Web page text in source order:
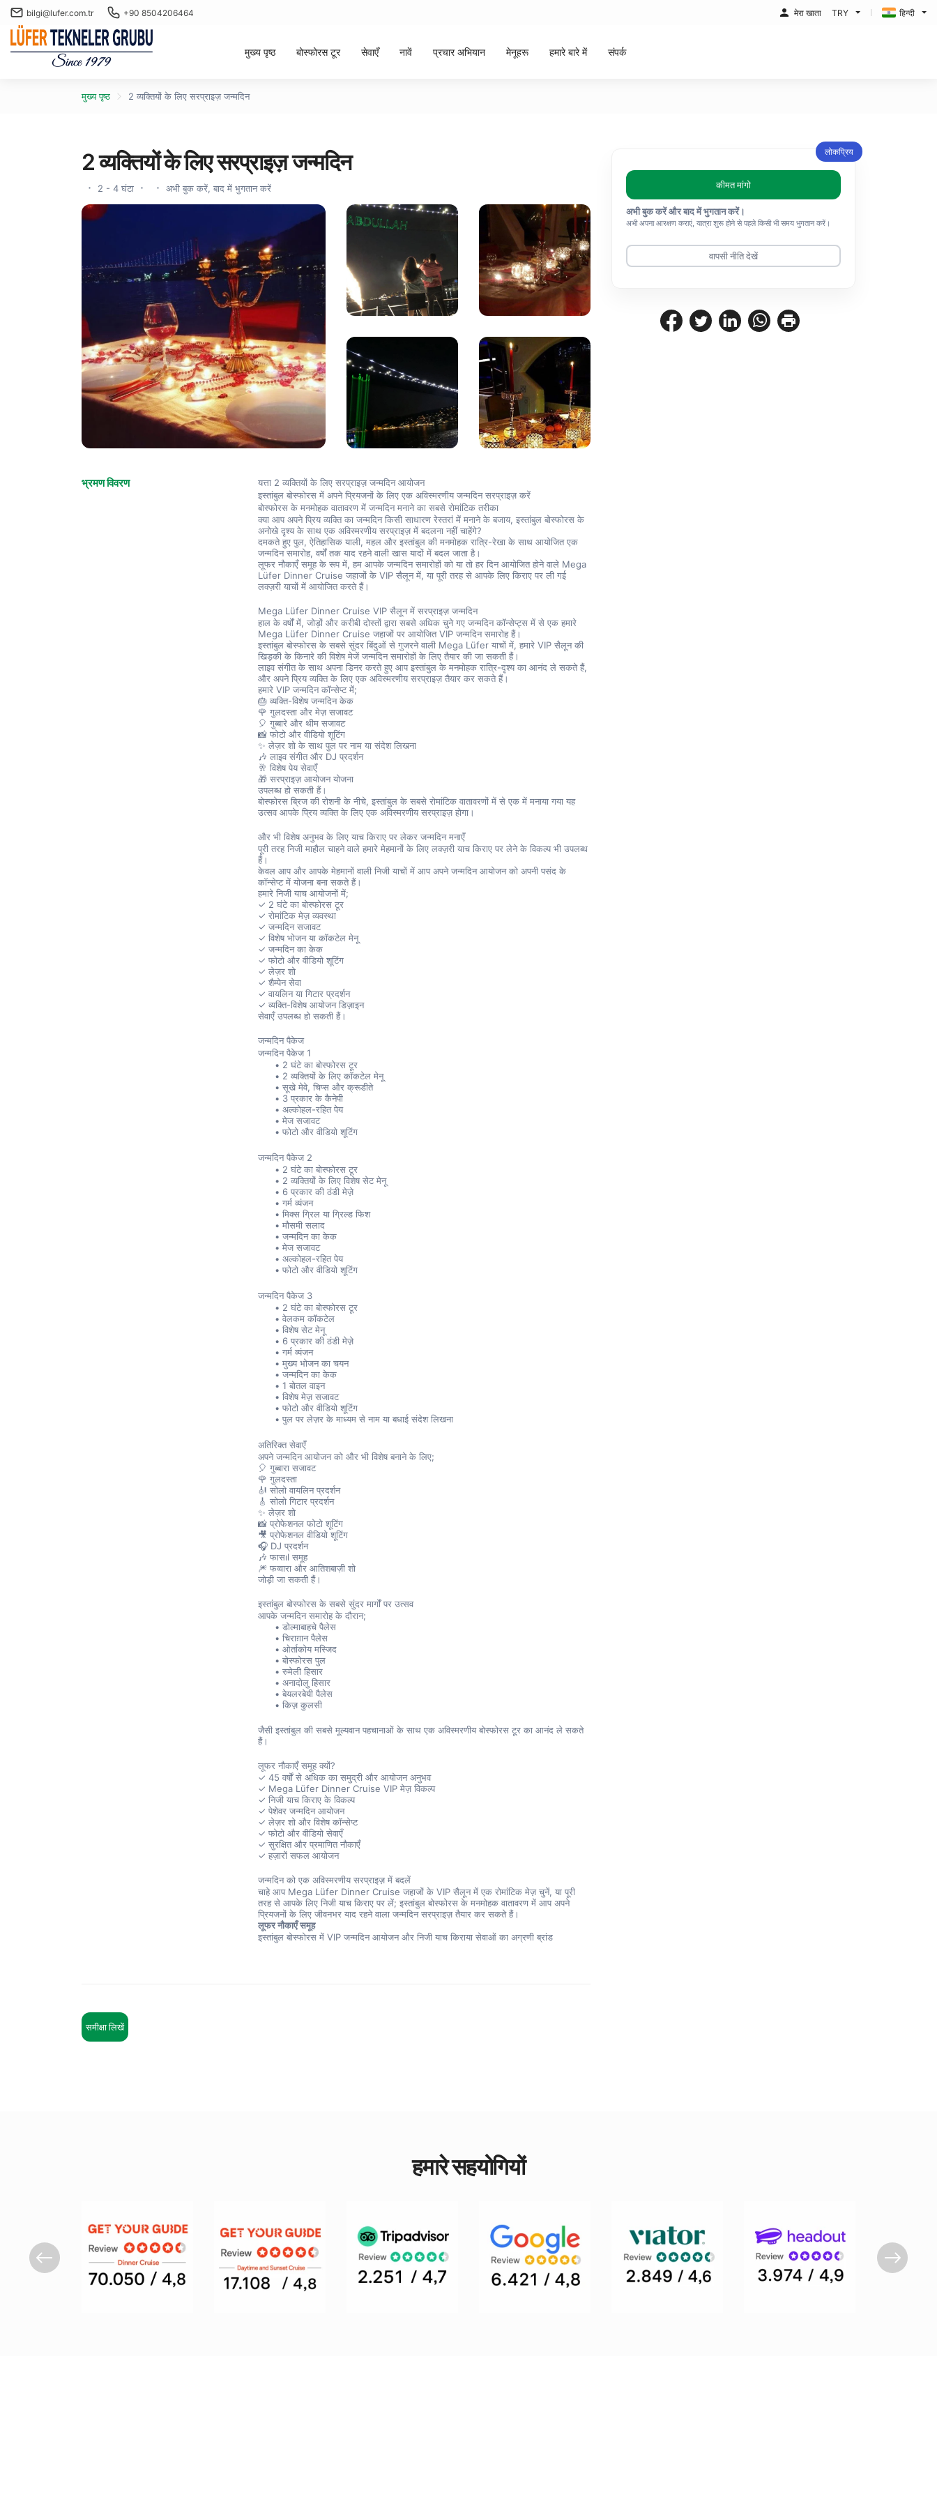
bilgi@lufer.com.tr +90 8504206464 मेरा खाता TRY हिन्दी
मुख्य पृष्ठ बोस्फोरस टूर सेवाएँ नावें प्रचार अभियान मेनूहरू हमारे बारे में संपर्क
मुख्य पृष्ठ 2 व्यक्तियों के लिए सरप्राइज़ जन्मदिन
2 व्यक्तियों के लिए सरप्राइज़ जन्मदिन
2 - 4 घंटा अभी बुक करें, बाद में भुगतान करें
भ्रमण विवरण
यत्ता 2 व्यक्तियों के लिए सरप्राइज़ जन्मदिन आयोजन
इस्तांबुल बोस्फोरस में अपने प्रियजनों के लिए एक अविस्मरणीय जन्मदिन सरप्राइज़ करें
बोस्फोरस के मनमोहक वातावरण में जन्मदिन मनाने का सबसे रोमांटिक तरीका
क्या आप अपने प्रिय व्यक्ति का जन्मदिन किसी साधारण रेस्तरां में मनाने के बजाय, इस्तांबुल बोस्फोरस के
अनोखे दृश्य के साथ एक अविस्मरणीय सरप्राइज़ में बदलना नहीं चाहेंगे?
दमकते हुए पुल, ऐतिहासिक याली, महल और इस्तांबुल की मनमोहक रात्रि-रेखा के साथ आयोजित एक
जन्मदिन समारोह, वर्षों तक याद रहने वाली खास यादों में बदल जाता है।
लूफर नौकाएँ समूह के रूप में, हम आपके जन्मदिन समारोहों को या तो हर दिन आयोजित होने वाले Mega
Lüfer Dinner Cruise जहाजों के VIP सैलून में, या पूरी तरह से आपके लिए किराए पर ली गई
लक्ज़री याचों में आयोजित करते हैं।
Mega Lüfer Dinner Cruise VIP सैलून में सरप्राइज़ जन्मदिन
हाल के वर्षों में, जोड़ों और करीबी दोस्तों द्वारा सबसे अधिक चुने गए जन्मदिन कॉन्सेप्ट्स में से एक हमारे
Mega Lüfer Dinner Cruise जहाजों पर आयोजित VIP जन्मदिन समारोह हैं।
इस्तांबुल बोस्फोरस के सबसे सुंदर बिंदुओं से गुजरने वाली Mega Lüfer याचों में, हमारे VIP सैलून की
खिड़की के किनारे की विशेष मेजें जन्मदिन समारोहों के लिए तैयार की जा सकती हैं।
लाइव संगीत के साथ अपना डिनर करते हुए आप इस्तांबुल के मनमोहक रात्रि-दृश्य का आनंद ले सकते हैं,
और अपने प्रिय व्यक्ति के लिए एक अविस्मरणीय सरप्राइज़ तैयार कर सकते हैं।
हमारे VIP जन्मदिन कॉन्सेप्ट में;
🎂 व्यक्ति-विशेष जन्मदिन केक
🌹 गुलदस्ता और मेज़ सजावट
🎈 गुब्बारे और थीम सजावट
📸 फोटो और वीडियो शूटिंग
✨ लेज़र शो के साथ पुल पर नाम या संदेश लिखना
🎶 लाइव संगीत और DJ प्रदर्शन
🥂 विशेष पेय सेवाएँ
🎁 सरप्राइज़ आयोजन योजना
उपलब्ध हो सकती हैं।
बोस्फोरस ब्रिज की रोशनी के नीचे, इस्तांबुल के सबसे रोमांटिक वातावरणों में से एक में मनाया गया यह
उत्सव आपके प्रिय व्यक्ति के लिए एक अविस्मरणीय सरप्राइज़ होगा।
और भी विशेष अनुभव के लिए याच किराए पर लेकर जन्मदिन मनाएँ
पूरी तरह निजी माहौल चाहने वाले हमारे मेहमानों के लिए लक्ज़री याच किराए पर लेने के विकल्प भी उपलब्ध
हैं।
केवल आप और आपके मेहमानों वाली निजी याचों में आप अपने जन्मदिन आयोजन को अपनी पसंद के
कॉन्सेप्ट में योजना बना सकते हैं।
हमारे निजी याच आयोजनों में;
✓ 2 घंटे का बोस्फोरस टूर
✓ रोमांटिक मेज़ व्यवस्था
✓ जन्मदिन सजावट
✓ विशेष भोजन या कॉकटेल मेनू
✓ जन्मदिन का केक
✓ फोटो और वीडियो शूटिंग
✓ लेज़र शो
✓ शैम्पेन सेवा
✓ वायलिन या गिटार प्रदर्शन
✓ व्यक्ति-विशेष आयोजन डिज़ाइन
सेवाएँ उपलब्ध हो सकती हैं।
जन्मदिन पैकेज
जन्मदिन पैकेज 1
2 घंटे का बोस्फोरस टूर
2 व्यक्तियों के लिए कॉकटेल मेनू
सूखे मेवे, चिप्स और क्रूडीते
3 प्रकार के कैनेपी
अल्कोहल-रहित पेय
मेज सजावट
फोटो और वीडियो शूटिंग
जन्मदिन पैकेज 2
2 घंटे का बोस्फोरस टूर
2 व्यक्तियों के लिए विशेष सेट मेनू
6 प्रकार की ठंडी मेज़े
गर्म व्यंजन
मिक्स ग्रिल या ग्रिल्ड फिश
मौसमी सलाद
जन्मदिन का केक
मेज सजावट
अल्कोहल-रहित पेय
फोटो और वीडियो शूटिंग
जन्मदिन पैकेज 3
2 घंटे का बोस्फोरस टूर
वेलकम कॉकटेल
विशेष सेट मेनू
6 प्रकार की ठंडी मेज़े
गर्म व्यंजन
मुख्य भोजन का चयन
जन्मदिन का केक
1 बोतल वाइन
विशेष मेज़ सजावट
फोटो और वीडियो शूटिंग
पुल पर लेज़र के माध्यम से नाम या बधाई संदेश लिखना
अतिरिक्त सेवाएँ
अपने जन्मदिन आयोजन को और भी विशेष बनाने के लिए;
🎈 गुब्बारा सजावट
🌹 गुलदस्ता
🎻 सोलो वायलिन प्रदर्शन
🎸 सोलो गिटार प्रदर्शन
✨ लेज़र शो
📸 प्रोफेशनल फोटो शूटिंग
🎥 प्रोफेशनल वीडियो शूटिंग
🎧 DJ प्रदर्शन
🎶 फासıl समूह
🎆 फव्वारा और आतिशबाज़ी शो
जोड़ी जा सकती हैं।
इस्तांबुल बोस्फोरस के सबसे सुंदर मार्गों पर उत्सव
आपके जन्मदिन समारोह के दौरान;
डोल्माबाहचे पैलेस
चिराग़ान पैलेस
ओर्ताकोय मस्जिद
बोस्फोरस पुल
रुमेली हिसार
अनादोलु हिसार
बेयलरबेयी पैलेस
किज़ कुलसी
जैसी इस्तांबुल की सबसे मूल्यवान पहचानाओं के साथ एक अविस्मरणीय बोस्फोरस टूर का आनंद ले सकते
हैं।
लूफर नौकाएँ समूह क्यों?
✓ 45 वर्षों से अधिक का समुद्री और आयोजन अनुभव
✓ Mega Lüfer Dinner Cruise VIP मेज़ विकल्प
✓ निजी याच किराए के विकल्प
✓ पेशेवर जन्मदिन आयोजन
✓ लेज़र शो और विशेष कॉन्सेप्ट
✓ फोटो और वीडियो सेवाएँ
✓ सुरक्षित और प्रमाणित नौकाएँ
✓ हज़ारों सफल आयोजन
जन्मदिन को एक अविस्मरणीय सरप्राइज़ में बदलें
चाहे आप Mega Lüfer Dinner Cruise जहाजों के VIP सैलून में एक रोमांटिक मेज़ चुनें, या पूरी
तरह से आपके लिए निजी याच किराए पर लें; इस्तांबुल बोस्फोरस के मनमोहक वातावरण में आप अपने
प्रियजनों के लिए जीवनभर याद रहने वाला जन्मदिन सरप्राइज़ तैयार कर सकते हैं।
लूफर नौकाएँ समूह
इस्तांबुल बोस्फोरस में VIP जन्मदिन आयोजन और निजी याच किराया सेवाओं का अग्रणी ब्रांड
समीक्षा लिखें
लोकप्रिय
कीमत मांगो
अभी बुक करें और बाद में भुगतान करें।
अभी अपना आरक्षण कराएं, यात्रा शुरू होने से पहले किसी भी समय भुगतान करें।
वापसी नीति देखें
हमारे सहयोगियों